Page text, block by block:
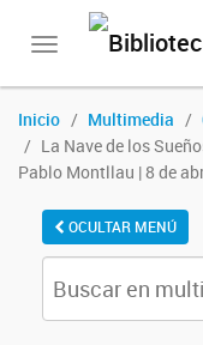
Toggle
Inicio Multimedia
La Nave de los
Pablo Montllau | 8 de
OCULTAR MENÚ